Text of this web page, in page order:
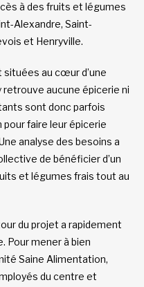
à des fruits et légumes
Alexandre, Saint-
et Henryville.
au cœur d’une
retrouve aucune épicerie ni
sont donc parfois
pour faire leur épicerie
analyse des besoins a
de bénéficier d’un
et légumes frais tout au
du projet a rapidement
Pour mener à bien
Saine Alimentation,
du centre et